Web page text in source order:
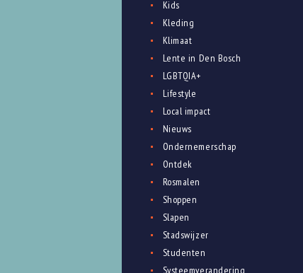
Kids
Kleding
Klimaat
Lente in Den Bosch
LGBTQIA+
Lifestyle
Local impact
Nieuws
Ondernemerschap
Ontdek
Rosmalen
Shoppen
Slapen
Stadswijzer
Studenten
Systeemverandering